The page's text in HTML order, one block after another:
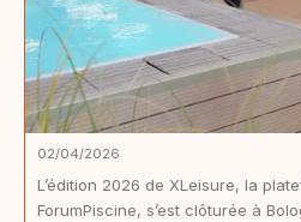
02/04/2026
L’édition 2026 de XLeisure, la
ForumPiscine, s’est clôturée à